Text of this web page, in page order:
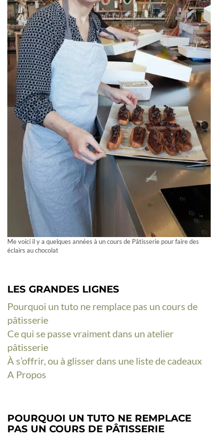
Me voici il y a quelques années à un cours de Pâtisserie pour faire des
éclairs au chocolat
LES GRANDES LIGNES
Pourquoi un tuto ne remplace pas un cours de
pâtisserie
Ce qui se passe vraiment dans un atelier
pâtisserie
À s’offrir, ou à glisser dans une liste de cadeaux
A Propos
POURQUOI UN TUTO NE REMPLACE
PAS UN COURS DE PÂTISSERIE